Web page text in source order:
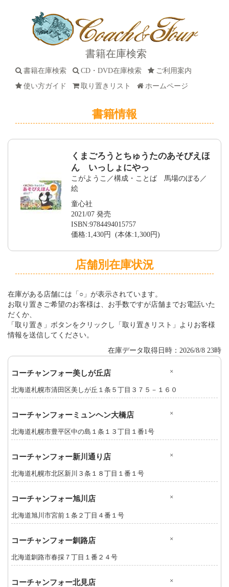
書籍在庫検索
書籍在庫検索 CD・DVD在庫検索
ご利用案内
使い方ガイド
取り置きリスト ホームページ
書籍情報
くまごろうとちゅうたのあそびえほ
ん いっしょにやっ
こがようこ／構成・ことば 馬場のぼる／
絵
童心社
2021/07 発売
ISBN:9784494015757
価格:1,430円 (本体:1,300円)
店舗別在庫状況
在庫がある店舗には「○」が表示されています。
お取り置きご希望のお客様は、お手数ですが店舗までお電話いた
だくか、
「取り置き」ボタンをクリックし「取り置きリスト」よりお客様
情報を送信してください。
在庫データ取得日時：2026/8/8 23時
コーチャンフォー美しが丘店 ×
北海道札幌市清田区美しが丘１条５丁目３７５－１６０
コーチャンフォーミュンヘン大橋店 ×
北海道札幌市豊平区中の島１条１３丁目１番1号
コーチャンフォー新川通り店 ×
北海道札幌市北区新川３条１８丁目１番１号
コーチャンフォー旭川店 ×
北海道旭川市宮前１条２丁目４番１号
コーチャンフォー釧路店 ×
北海道釧路市春採７丁目１番２４号
コーチャンフォー北見店 ×